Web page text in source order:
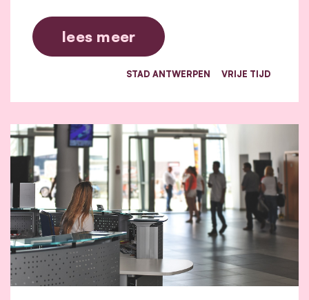
lees meer
STAD ANTWERPEN VRIJE TIJD